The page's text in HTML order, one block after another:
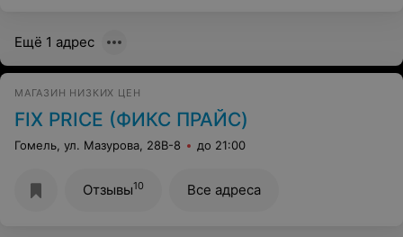
Ещё 1 адрес
МАГАЗИН НИЗКИХ ЦЕН
FIX PRICE (ФИКС ПРАЙС)
Гомель, ул. Мазурова, 28B-8 до 21:00
Отзывы10 Все адреса